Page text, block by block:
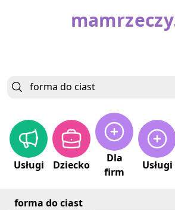
Usługi Dziecko
Dla
firm
Usługi
forma do ciast